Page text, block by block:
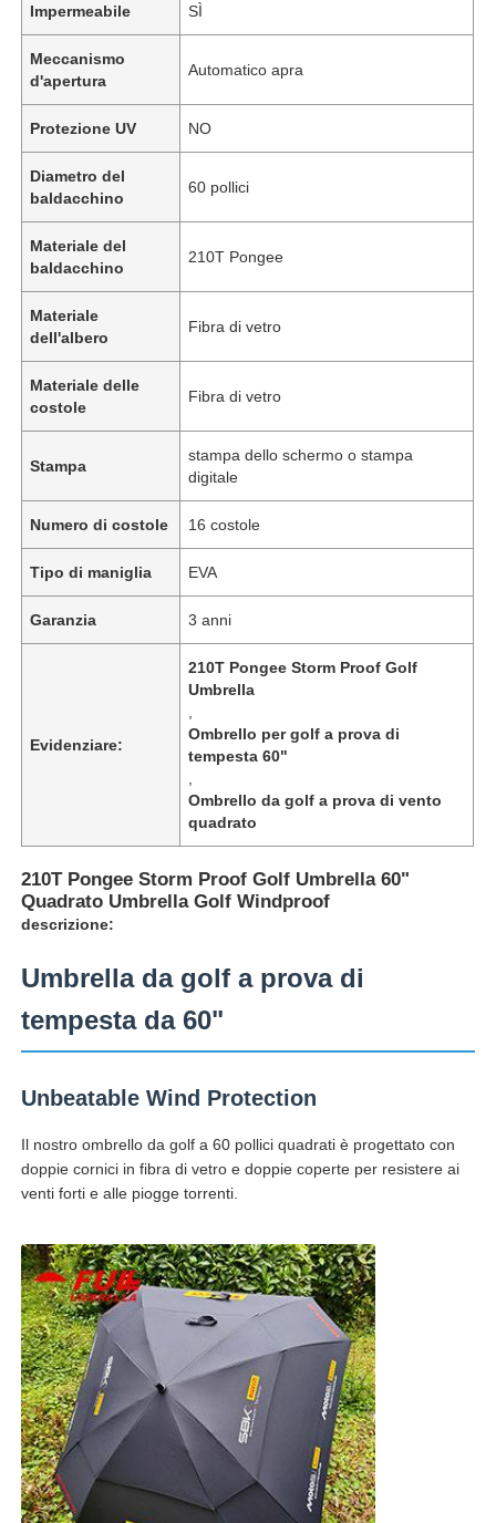
Casa
Chi siamo
Fatory Tour
Controllo di qualità
notizie
Tutti i casi
Richiedere un preventivo
ombrelli di golf
Impermeabile SÌ
Meccanismo
d'apertura
Automatico apra
Protezione UV NO
Diametro del
baldacchino
60 pollici
Materiale del
baldacchino
210T Pongee
Materiale
dell'albero
Fibra di vetro
Materiale delle
costole
Fibra di vetro
Stampa
stampa dello schermo o stampa
digitale
Numero di costole 16 costole
Tipo di maniglia EVA
Garanzia 3 anni
Evidenziare:
210T Pongee Storm Proof Golf
Umbrella
Ombrello per golf a prova di
tempesta 60"
Ombrello da golf a prova di vento
quadrato
210T Pongee Storm Proof Golf Umbrella 60"
Quadrato Umbrella Golf Windproof
descrizione:
Umbrella da golf a prova di
tempesta da 60"
Unbeatable Wind Protection
Il nostro ombrello da golf a 60 pollici quadrati è progettato con
doppie cornici in fibra di vetro e doppie coperte per resistere ai
venti forti e alle piogge torrenti.